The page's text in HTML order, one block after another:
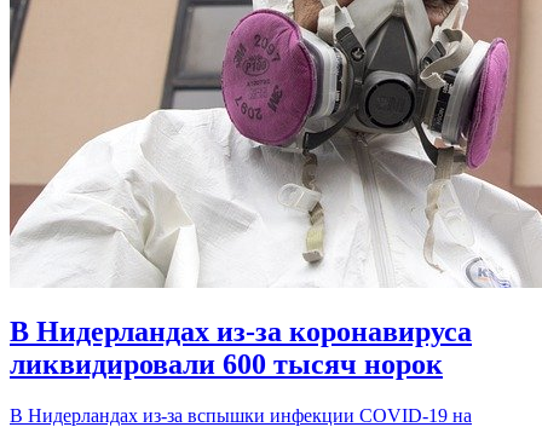
В Нидерландах из-за коронавируса
ликвидировали 600 тысяч норок
В Нидерландах из-за вспышки инфекции COVID-19 на